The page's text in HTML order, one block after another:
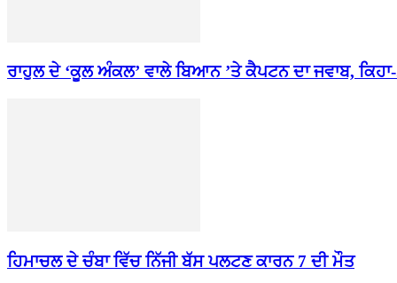
ਰਾਹੁਲ ਦੇ ‘ਕੂਲ ਅੰਕਲ’ ਵਾਲੇ ਬਿਆਨ ’ਤੇ ਕੈਪਟਨ ਦਾ ਜਵਾਬ,
ਹਿਮਾਚਲ ਦੇ ਚੰਬਾ ਵਿੱਚ ਨਿੱਜੀ ਬੱਸ ਪਲਟਣ ਕਾਰਨ 7 ਦੀ ਮੌਤ